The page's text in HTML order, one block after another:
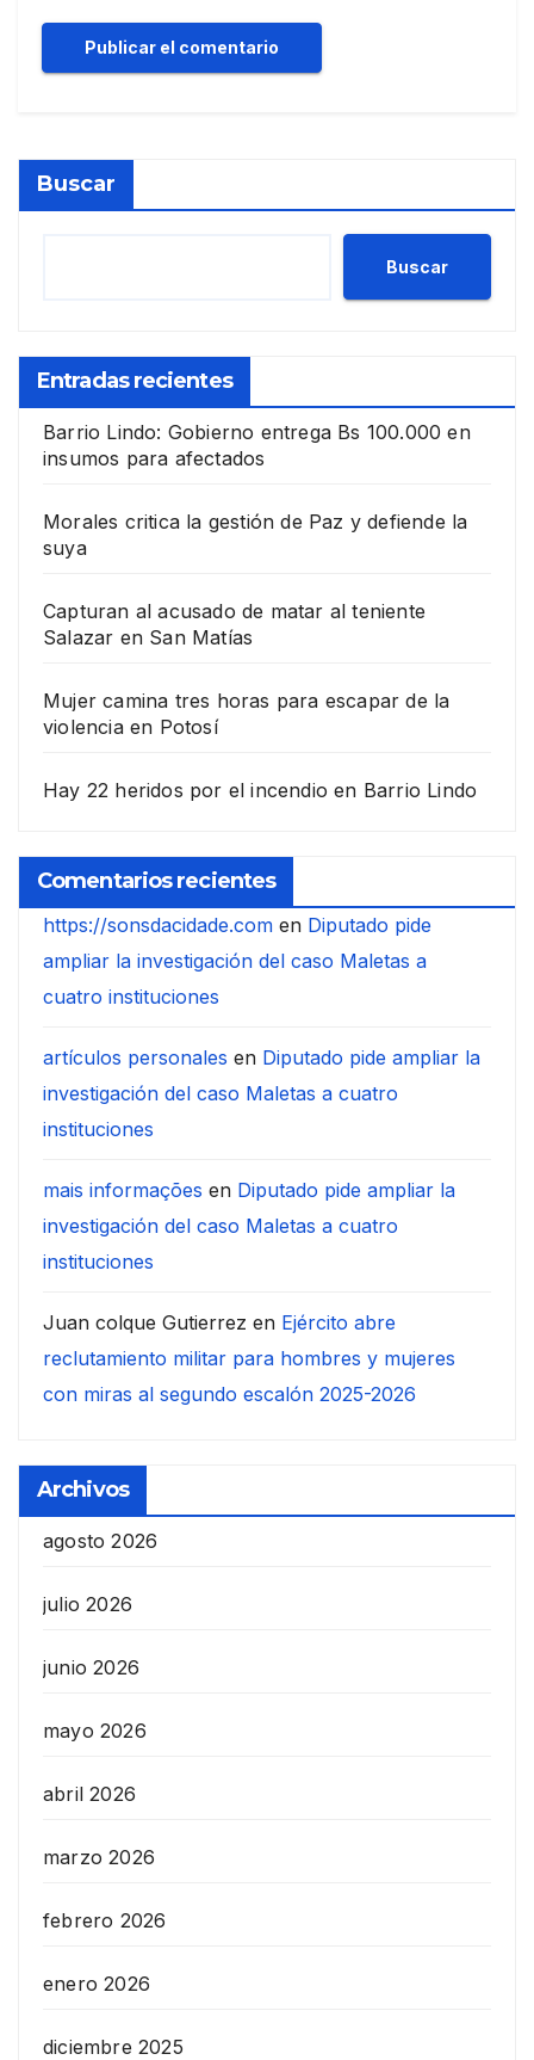
Buscar
Buscar
Entradas recientes
Barrio Lindo: Gobierno entrega Bs 100.000 en
insumos para afectados
Morales critica la gestión de Paz y defiende la
suya
Capturan al acusado de matar al teniente
Salazar en San Matías
Mujer camina tres horas para escapar de la
violencia en Potosí
Hay 22 heridos por el incendio en Barrio Lindo
Comentarios recientes
https://sonsdacidade.com en Diputado pide
ampliar la investigación del caso Maletas a
cuatro instituciones
artículos personales en Diputado pide ampliar la
investigación del caso Maletas a cuatro
instituciones
mais informações en Diputado pide ampliar la
investigación del caso Maletas a cuatro
instituciones
Juan colque Gutierrez en Ejército abre
reclutamiento militar para hombres y mujeres
con miras al segundo escalón 2025-2026
Archivos
agosto 2026
julio 2026
junio 2026
mayo 2026
abril 2026
marzo 2026
febrero 2026
enero 2026
diciembre 2025